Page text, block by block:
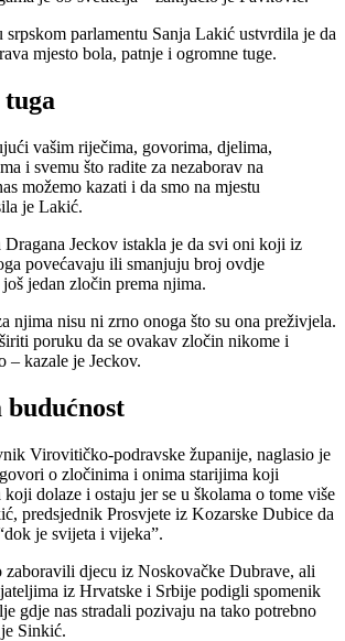
srpskom parlamentu Sanja Lakić ustvrdila je da
mjesto bola, patnje i ogromne tuge.
vašim riječima, govorima, djelima,
i svemu što radite za nezaborav na
možemo kazati i da smo na mjestu
je Lakić.
Dragana Jeckov istakla je da svi oni koji iz
povećavaju ili smanjuju broj ovdje
jedan zločin prema njima.
njima nisu ni zrno onoga što su ona preživjela.
poruku da se ovakav zločin nikome i
– kazale je Jeckov.
budućnost
Virovitičko-podravske županije, naglasio je
o zločinima i onima starijima koji
dolaze i ostaju jer se u školama o tome više
predsjednik Prosvjete iz Kozarske Dubice da
je svijeta i vijeka”.
djecu iz Noskovačke Dubrave, ali
iz Hrvatske i Srbije podigli spomenik
gdje nas stradali pozivaju na tako potrebno
Sinkić.